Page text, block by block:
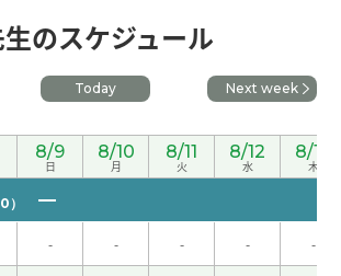
しゃべりできます。 ありがとうご
要有三个就够了，哈哈，下次见！
热又潮，冬天很干燥，春秋最舒
么季节，啤酒都特别好喝。( 男性 )
のスケジュール
Today Next week
8/9
日
8/10
月
8/11
火
8/12
水
8/13
木
）
- - - - -